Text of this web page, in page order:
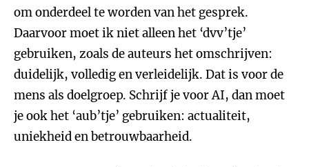
om onderdeel te worden van het gesprek.
Daarvoor moet ik niet alleen het ‘dvv’tje’
gebruiken, zoals de auteurs het omschrijven:
duidelijk, volledig en verleidelijk. Dat is voor de
mens als doelgroep. Schrijf je voor AI, dan moet
je ook het ‘aub’tje’ gebruiken: actualiteit,
uniekheid en betrouwbaarheid.